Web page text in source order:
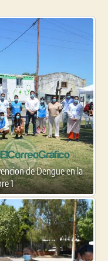
de Dengue en la
1